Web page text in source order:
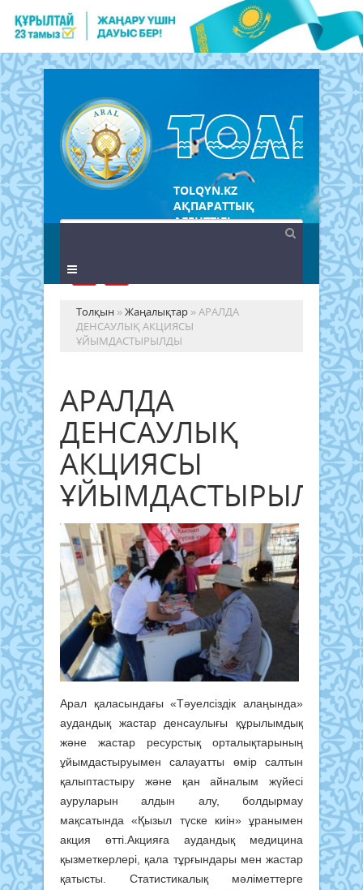
TOLQYN.KZ
АҚПАРАТТЫҚ
АГЕНТТІГІ
Толқын »Жаңалықтар » АРАЛДА
ДЕНСАУЛЫҚ АКЦИЯСЫ
ҰЙЫМДАСТЫРЫЛДЫ
АРАЛДА
ДЕНСАУЛЫҚ
АКЦИЯСЫ
ҰЙЫМДАСТЫРЫЛДЫ
Арал қаласындағы «Тәуелсіздік алаңында»
аудандық жастар денсаулығы құрылымдық
және жастар ресурстық орталықтарының
ұйымдастыруымен салауатты өмір салтын
қалыптастыру және қан айналым жүйесі
ауруларын алдын алу, болдырмау
мақсатында «Қызыл түске киін» ұранымен
акция өтті.Акцияға аудандық медицина
қызметкерлері, қала тұрғындары мен жастар
қатысты. Статистикалық мәліметтерге